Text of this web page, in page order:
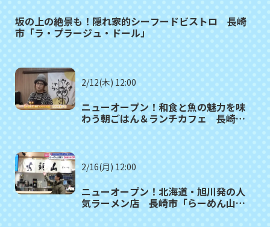
坂の上の絶景も！隠れ家的シーフードビストロ 長崎
市「ラ・プラージュ・ドール」
2/12(木) 12:00
ニューオープン！和食と魚の魅力を味
わう朝ごはん＆ランチカフェ 長崎市
2/16(月) 12:00
ニューオープン！北海道・旭川発の人
気ラーメン店 長崎市「らーめん山頭